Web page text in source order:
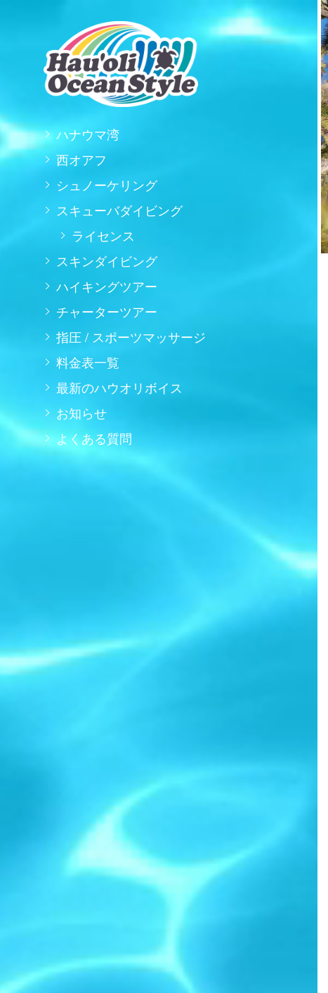
ハナウマ湾
西オアフ
シュノーケリング
スキューバダイビング
ライセンス
スキンダイビング
ハイキングツアー
チャーターツアー
指圧 / スポーツマッサージ
料金表一覧
最新のハウオリボイス
お知らせ
よくある質問